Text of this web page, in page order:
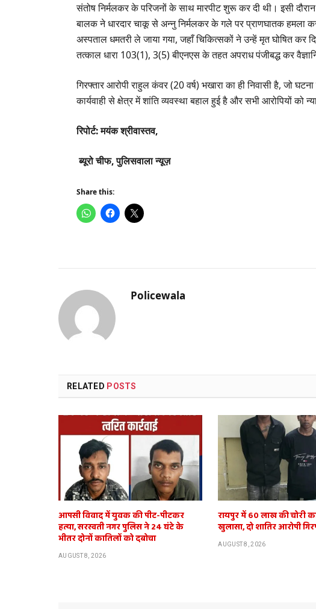
संतोष निर्मलकर के परिजनों के साथ मारपीट शुरू कर दी थी। इसी दौरान
बालक ने धारदार चाकू से अन्नु निर्मलकर के गले पर प्राणघातक हमला
अस्पताल धमतरी ले जाया गया, जहाँ चिकित्सकों ने उन्हें मृत घोषित कर
तत्काल धारा 103(1), 3(5) बीएनएस के तहत अपराध पंजीबद्ध कर
​गिरफ्तार आरोपी राहुल कंवर (20 वर्ष) भखारा का ही निवासी है, जो
कार्यवाही से क्षेत्र में शांति व्यवस्था बहाल हुई है और सभी आरोपियों को
​रिपोर्ट: मयंक श्रीवास्तव,
ब्यूरो चीफ, पुलिसवाला न्यूज़
Share this:
Policewala
RELATED POSTS
आपसी विवाद में युवक की पीट-पीटकर
हत्या, सरस्वती नगर पुलिस ने 24 घंटे के
भीतर दोनों कातिलों को दबोचा
AUGUST 8, 2026
रायपुर में 60 लाख की चोरी
खुलासा, दो शातिर आरोपी
AUGUST 8, 2026